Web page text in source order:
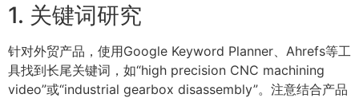
1. 关键词研究
针对外贸产品，使用Google Keyword Planner、Ahrefs等工
具找到长尾关键词，如“high precision CNC machining
video”或“industrial gearbox disassembly”。注意结合产品